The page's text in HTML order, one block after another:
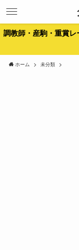
調教師・産駒・重賞
ホーム 未分類